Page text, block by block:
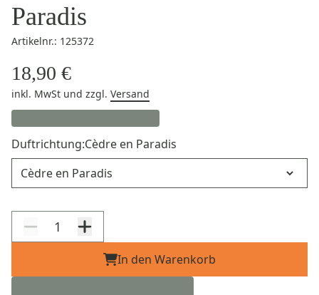
Paradis
Artikelnr.: 125372
18,90 €
inkl. MwSt und zzgl. Versand
Duftrichtung:Cèdre en Paradis
Duftrichtung
In den Warenkorb